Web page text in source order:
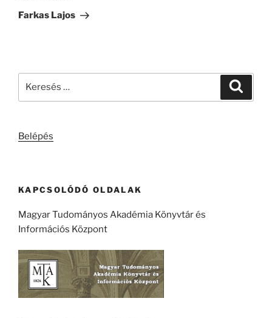
bejegyzés
Farkas Lajos
Belépés
KAPCSOLÓDÓ OLDALAK
Magyar Tudományos Akadémia Könyvtár és
Információs Központ